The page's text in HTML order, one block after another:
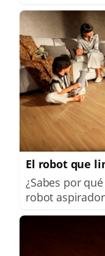
El robot que
¿Sabes por
robot